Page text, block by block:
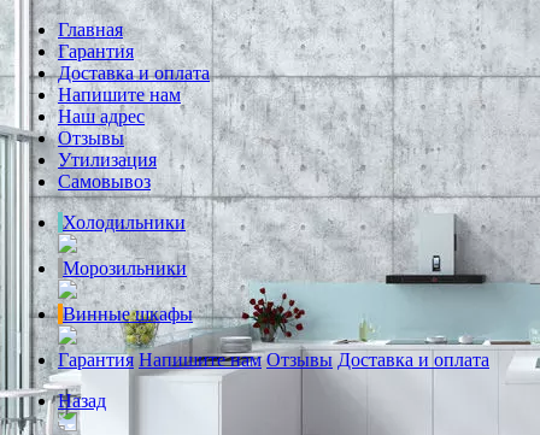
Главная
Гарантия
Доставка и оплата
Напишите нам
Наш адрес
Отзывы
Утилизация
Самовывоз
Холодильники
Морозильники
Винные шкафы
Гарантия Напишите нам Отзывы Доставка и оплата
Назад